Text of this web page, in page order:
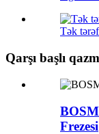
Tək
Qarşı başlı
BOSM
Frezesi